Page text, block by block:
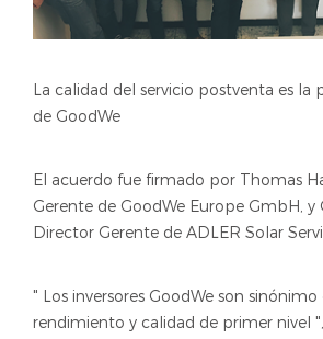
La calidad del servicio postventa es la
de GoodWe
El acuerdo fue firmado por Thomas
Gerente de GoodWe Europe GmbH, y
Director Gerente de ADLER Solar
" Los inversores GoodWe son
rendimiento y calidad de primer nivel